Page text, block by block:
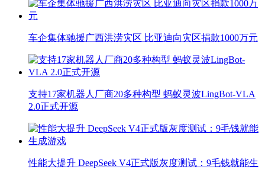
车企集体驰援广西洪涝灾区 比亚迪向灾区捐款1000万元
支持17家机器人厂商20多种构型 蚂蚁灵波LingBot-VLA
2.0正式开源
性能大提升 DeepSeek V4正式版灰度测试：9毛钱就能生